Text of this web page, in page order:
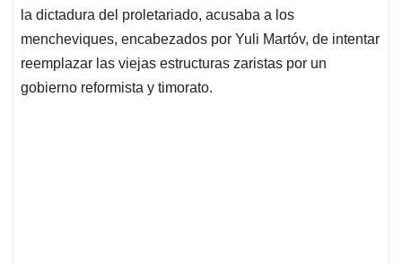
la dictadura del proletariado, acusaba a los
mencheviques, encabezados por Yuli Martóv, de intentar
reemplazar las viejas estructuras zaristas por un
gobierno reformista y timorato.